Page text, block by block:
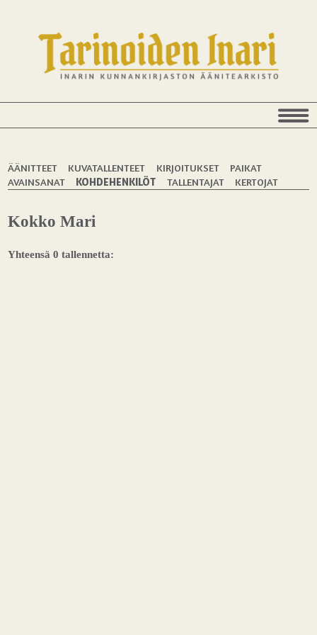
ÄÄNITTEET KUVATALLENTEET KIRJOITUKSET
PAIKAT
AVAINSANAT
KOHDEHENKILÖT TALLENTAJAT KERTOJAT
Kokko Mari
Yhteensä 0 tallennetta: